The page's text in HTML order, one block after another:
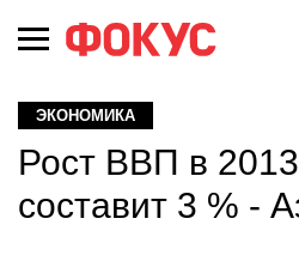
ЭКОНОМИКА
Рост ВВП в 2013
составит 3 % -